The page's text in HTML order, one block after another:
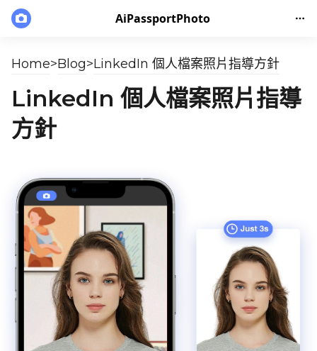
AiPassportPhoto
Home>Blog>LinkedIn 個人檔案照片指導方針
LinkedIn 個人檔案照片指導
方針